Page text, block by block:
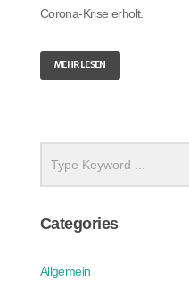
Corona-Krise erholt.
MEHR LESEN
Categories
Allgemein